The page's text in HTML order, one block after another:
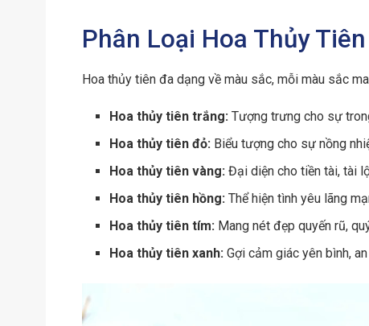
Phân Loại Hoa Thủy
Hoa thủy tiên đa dạng về màu sắc, mỗi màu sắc
Hoa thủy tiên trắng: Tượng trưng cho sự
Hoa thủy tiên đỏ: Biểu tượng cho sự nồng
Hoa thủy tiên vàng: Đại diện cho tiền tài, tài
Hoa thủy tiên hồng: Thể hiện tình yêu lãng
Hoa thủy tiên tím: Mang nét đẹp quyến rũ,
Hoa thủy tiên xanh: Gợi cảm giác yên bình,